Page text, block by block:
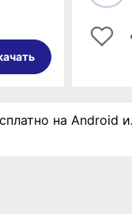
на Android